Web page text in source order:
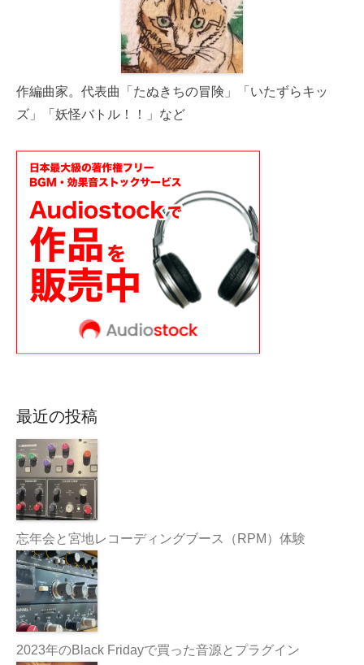
作編曲家。代表曲「たぬきちの冒険」「いたずらキッ
ズ」「妖怪バトル！！」など
最近の投稿
忘年会と宮地レコーディングブース（RPM）体験
2023年のBlack Fridayで買った音源とプラグイン